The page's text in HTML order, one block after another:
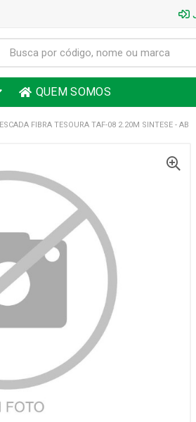
QUEM SOMOS
ESCADA FIBRA TESOURA TAF-08 2.20M SINTESE - AB